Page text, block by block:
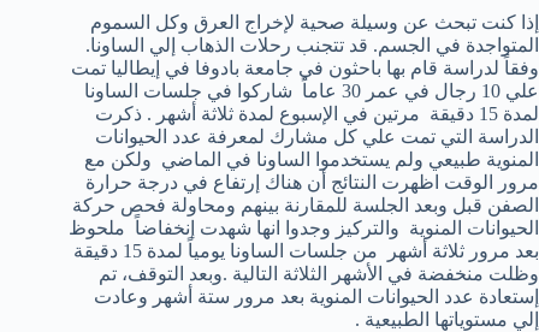
إذا كنت تبحث عن وسيلة صحية لإخراج العرق وكل السموم
المتواجدة في الجسم. قد تتجنب رحلات الذهاب إلي الساونا.
وفقاً لدراسة قام بها باحثون في جامعة بادوفا في إيطاليا تمت
علي 10 رجال في عمر 30 عاماً شاركوا في جلسات الساونا
لمدة 15 دقيقة مرتين في الإسبوع لمدة ثلاثة أشهر . ذكرت
الدراسة التي تمت علي كل مشارك لمعرفة عدد الحيوانات
المنوية طبيعي ولم يستخدموا الساونا في الماضي ولكن مع
مرور الوقت اظهرت النتائج أن هناك إرتفاع في درجة حرارة
الصفن قبل وبعد الجلسة للمقارنة بينهم ومحاولة فحص حركة
الحيوانات المنوية والتركيز وجدوا انها شهدت إنخفاضاً ملحوظ
بعد مرور ثلاثة أشهر من جلسات الساونا يومياً لمدة 15 دقيقة
وظلت منخفضة في الأشهر الثلاثة التالية .وبعد التوقف، تم
إستعادة عدد الحيوانات المنوية بعد مرور ستة أشهر وعادت
إلي مستوياتها الطبيعية .